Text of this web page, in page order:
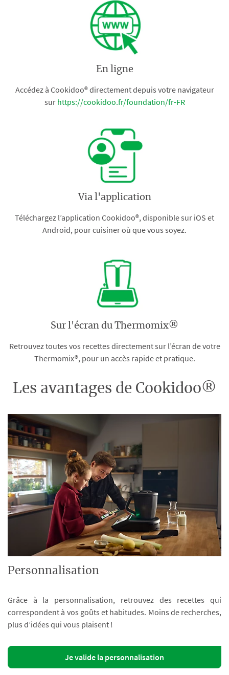
En ligne
Accédez à Cookidoo® directement depuis votre navigateur
sur https://cookidoo.fr/foundation/fr-FR
Via l'application
Téléchargez l’application Cookidoo®, disponible sur iOS et
Android, pour cuisiner où que vous soyez.
Sur l'écran du Thermomix®
Retrouvez toutes vos recettes directement sur l’écran de votre
Thermomix®, pour un accès rapide et pratique.
Les avantages de Cookidoo®
Personnalisation
Grâce à la personnalisation, retrouvez des recettes qui
correspondent à vos goûts et habitudes. Moins de recherches,
plus d’idées qui vous plaisent !
Je valide la personnalisation